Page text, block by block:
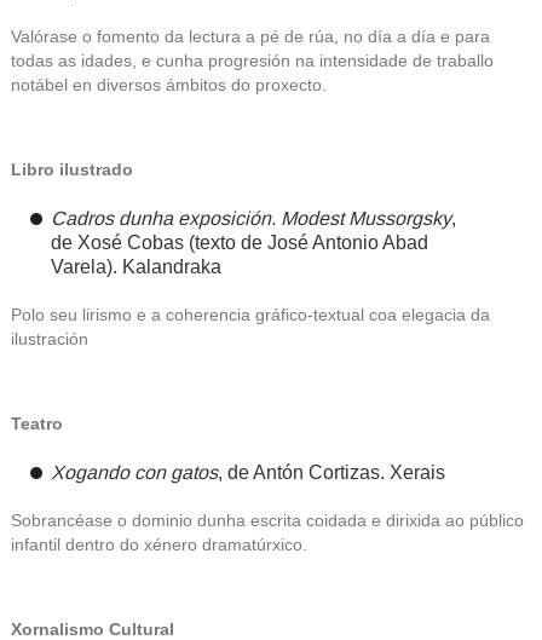
Valórase o fomento da lectura a pé de rúa, no día a día e para
todas as idades, e cunha progresión na intensidade de traballo
notábel en diversos ámbitos do proxecto.
Libro ilustrado
Cadros dunha exposición. Modest Mussorgsky,
de Xosé Cobas(texto de José Antonio Abad
Varela). Kalandraka
Polo seu lirismo e a coherencia gráfico-textual coa elegacia da
ilustración
Teatro
Xogando con gatos, deAntón Cortizas. Xerais
Sobrancéase o dominio dunha escrita coidada e dirixida ao público
infantil dentro do xénero dramatúrxico.
Xornalismo Cultural